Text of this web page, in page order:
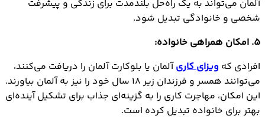
آلمان می‌تواند به یک راه‌حل بلندمدت برای زندگی و پیشرفت
شخصی و خانوادگی تبدیل شود.
5. امکان همراهی خانواده:
افرادی که ویزای کاریآلمان یا بلوکارت آلمان را دریافت می‌کنند،
می‌توانند همسر و فرزندان زیر ۱۸ سال خود را نیز به آلمان بیاورند.
این امکان، مهاجرت کاری را به گزینه‌ای جذاب برای تشکیل آینده‌ای
بهتر برای خانواده تبدیل کرده است.